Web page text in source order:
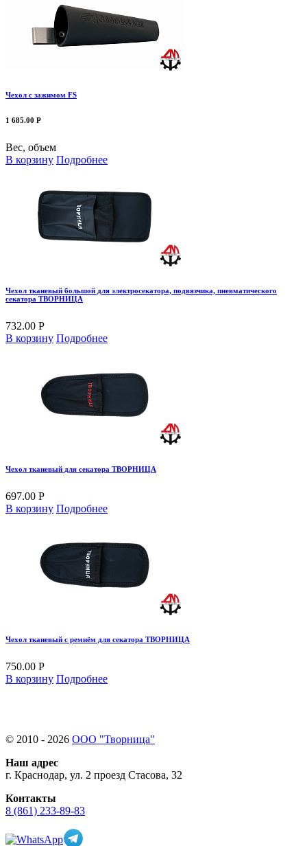
Чехол с зажимом FS
1 685.00 Р
Вес, объем
В корзину Подробнее
Чехол тканевый большой для электросекатора, подвязчика, пневматического
секатора ТВОРНИЦА
732.00 Р
В корзину Подробнее
Чехол тканевый для секатора ТВОРНИЦА
697.00 Р
В корзину Подробнее
Чехол тканевый с ремнём для секатора ТВОРНИЦА
750.00 Р
В корзину Подробнее
© 2010 - 2026 ООО "Творница"
Наш адрес
г. Краснодар, ул. 2 проезд Стасова, 32
Контакты
8 (861) 233-89-83